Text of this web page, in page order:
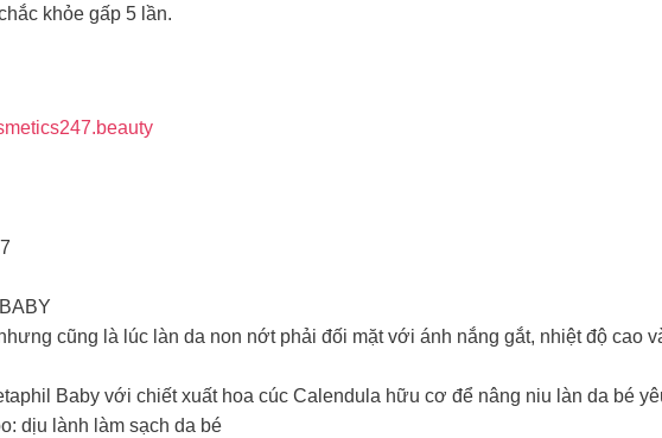
khỏe gấp 5 lần.
cũng là lúc làn da non nớt phải đối mặt với ánh nắng gắt, nhiệt độ cao
Baby với chiết xuất hoa cúc Calendula hữu cơ để nâng niu làn da bé
dịu lành làm sạch da bé